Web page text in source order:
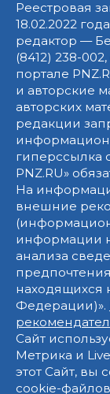
Реестровая
18.02.2022
редактор —
(8412) 238-
портале
и авторские
авторских
редакции
гиперссылка
PNZ.RU»
На
внешние
информации
анализа
находящихся
Федерации)».
Сайт
Метрика и
этот Сайт, вы
cookie-